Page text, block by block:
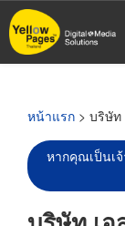
ข้าม
ไป
หน้าแรก > บริษัท
หากคุณเป็นเ